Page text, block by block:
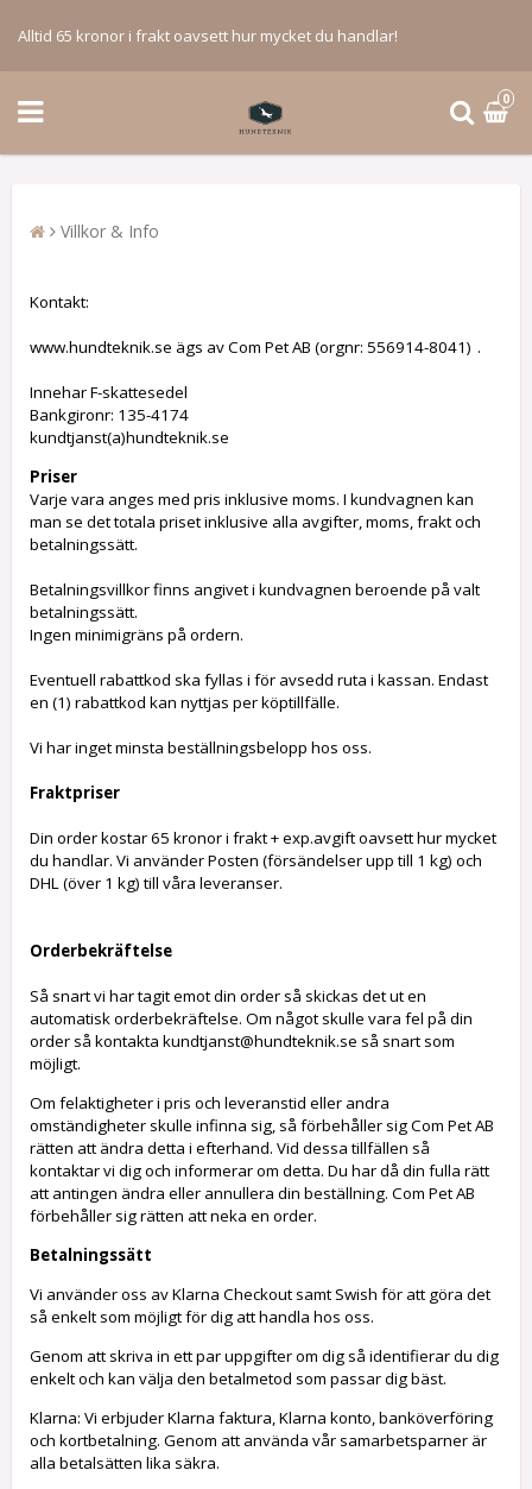
Alltid 65 kronor i frakt oavsett hur mycket du handlar!
0
Villkor & Info
Kontakt:
www.hundteknik.se ägs av Com Pet AB (orgnr: 556914-8041) .
Innehar F-skattesedel
Bankgironr: 135-4174
kundtjanst(a)hundteknik.se
Priser
Varje vara anges med pris inklusive moms. I kundvagnen kan
man se det totala priset inklusive alla avgifter, moms, frakt och
betalningssätt.
Betalningsvillkor finns angivet i kundvagnen beroende på valt
betalningssätt.
Ingen minimigräns på ordern.
Eventuell rabattkod ska fyllas i för avsedd ruta i kassan. Endast
en (1) rabattkod kan nyttjas per köptillfälle.
Vi har inget minsta beställningsbelopp hos oss.
Fraktpriser
Din order kostar 65 kronor i frakt + exp.avgift oavsett hur mycket
du handlar. Vi använder Posten (försändelser upp till 1 kg) och
DHL (över 1 kg) till våra leveranser.
Orderbekräftelse
Så snart vi har tagit emot din order så skickas det ut en
automatisk orderbekräftelse. Om något skulle vara fel på din
order så kontakta kundtjanst@hundteknik.se så snart som
möjligt.
Om felaktigheter i pris och leveranstid eller andra
omständigheter skulle infinna sig, så förbehåller sig Com Pet AB
rätten att ändra detta i efterhand. Vid dessa tillfällen så
kontaktar vi dig och informerar om detta. Du har då din fulla rätt
att antingen ändra eller annullera din beställning. Com Pet AB
förbehåller sig rätten att neka en order.
Betalningssätt
Vi använder oss av Klarna Checkout samt Swish för att göra det
så enkelt som möjligt för dig att handla hos oss.
Genom att skriva in ett par uppgifter om dig så identifierar du dig
enkelt och kan välja den betalmetod som passar dig bäst.
Klarna: Vi erbjuder Klarna faktura, Klarna konto, banköverföring
och kortbetalning. Genom att använda vår samarbetsparner är
alla betalsätten lika säkra.